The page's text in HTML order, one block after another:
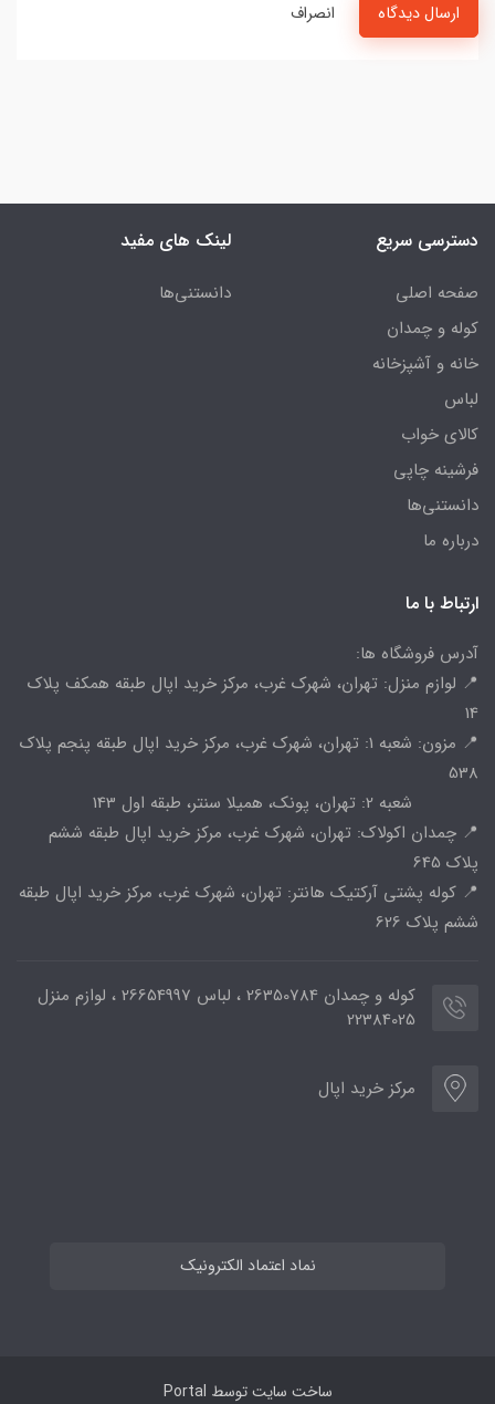
ارسال دیدگاه انصراف
دسترسی سریع
صفحه اصلی
کوله و چمدان
خانه و آشپزخانه
لباس
کالای خواب
فرشینه چاپی
دانستنی‌ها
درباره ما
لینک های مفید
دانستنی‌ها
ارتباط با ما
آدرس فروشگاه ها:
📍 لوازم منزل: تهران، شهرک غرب، مرکز خرید اپال طبقه همکف پلاک
14
📍 مزون: شعبه 1: تهران، شهرک غرب، مرکز خرید اپال طبقه پنجم پلاک
538
شعبه 2: تهران، پونک، همیلا سنتر، طبقه اول 143
📍 چمدان اکولاک: تهران، شهرک غرب، مرکز خرید اپال طبقه ششم
پلاک 645
📍 کوله پشتی آرکتیک هانتر: تهران، شهرک غرب، مرکز خرید اپال طبقه
ششم پلاک 626
کوله و چمدان 26350784 ، لباس 26654997 ، لوازم منزل
22384025
مرکز خرید اپال
نماد اعتماد الکترونیک
ساخت سایت توسط Portal